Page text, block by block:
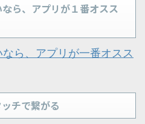
ら、アプリが１番オスス
ら、アプリが一番オスス
チで繋がる